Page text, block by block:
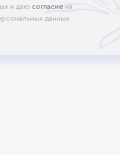
и даю согласие на
данных